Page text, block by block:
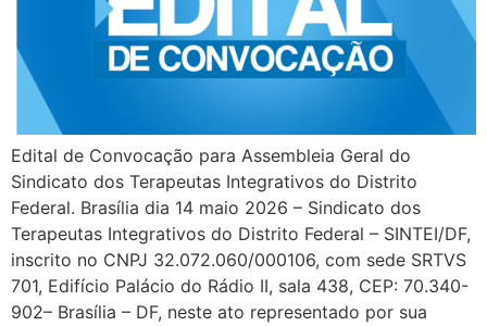
Edital de Convocação para Assembleia Geral do
Sindicato dos Terapeutas Integrativos do Distrito
Federal. Brasília dia 14 maio 2026 – Sindicato dos
Terapeutas Integrativos do Distrito Federal – SINTEI/DF,
inscrito no CNPJ 32.072.060/000106, com sede SRTVS
701, Edifício Palácio do Rádio II, sala 438, CEP: 70.340-
902– Brasília – DF, neste ato representado por sua